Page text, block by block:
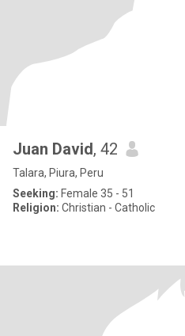
Juan David, 42
Talara, Piura, Peru
Seeking: Female 35 - 51
Religion: Christian - Catholic